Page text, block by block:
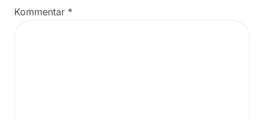
Kommentar *